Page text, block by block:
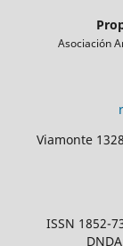
Asociación
Viamonte
ISSN 1852-